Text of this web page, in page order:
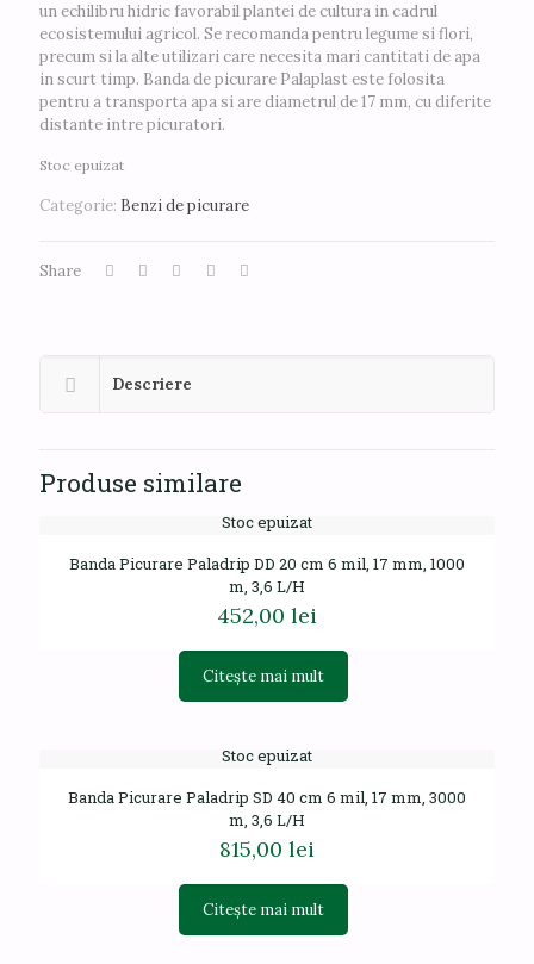
un echilibru hidric favorabil plantei de cultura in cadrul
ecosistemului agricol. Se recomanda pentru legume si flori,
precum si la alte utilizari care necesita mari cantitati de apa
in scurt timp. Banda de picurare Palaplast este folosita
pentru a transporta apa si are diametrul de 17 mm, cu diferite
distante intre picuratori.
Stoc epuizat
Categorie: Benzi de picurare
Share
Descriere
Produse similare
Stoc epuizat
Banda Picurare Paladrip DD 20 cm 6 mil, 17 mm, 1000
m, 3,6 L/H
452,00 lei
Citește mai mult
Stoc epuizat
Banda Picurare Paladrip SD 40 cm 6 mil, 17 mm, 3000
m, 3,6 L/H
815,00 lei
Citește mai mult